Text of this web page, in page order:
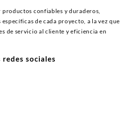
confiables y duraderos,
específicas de cada proyecto, a la vez que
de servicio al cliente y eficiencia en
sociales